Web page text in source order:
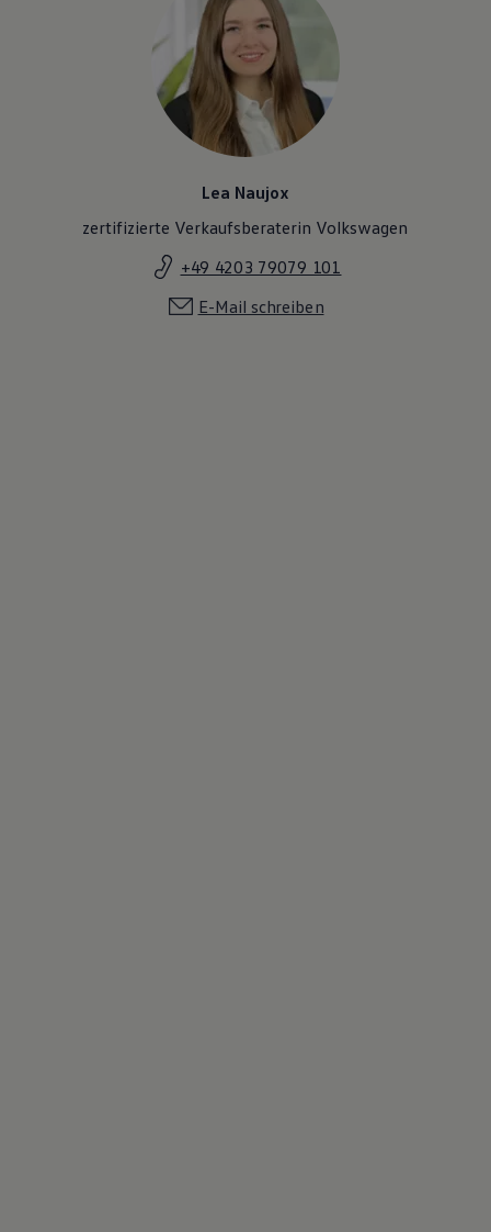
Lea Naujox
zertifizierte Verkaufsberaterin Volkswagen
+49 4203 79079 101
E-Mail schreiben